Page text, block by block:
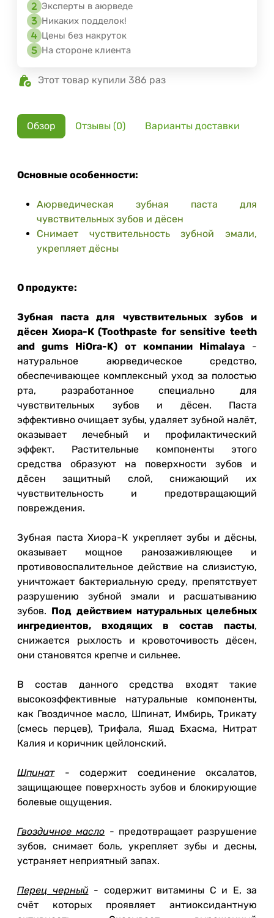
Эксперты в аюрведе
Никаких подделок!
Цены без накруток
На стороне клиента
Этот товар купили 386 раз
Обзор Отзывы (0) Варианты доставки
Основные особенности:
Аюрведическая зубная паста для
чувствительных зубов и дёсен
Снимает чуствительность зубной эмали,
укрепляет дёсны
О продукте:
Зубная паста для чувствительных зубов и
дёсен Хиора-К (Toothpaste for sensitive teeth
and gums HiOra-K) от компании Himalaya-
натуральное аюрведическое средство,
обеспечивающее комплексный уход за полостью
рта, разработанное специально для
чувствительных зубов и дёсен. Паста
эффективно очищает зубы, удаляет зубной налёт,
оказывает лечебный и профилактический
эффект. Растительные компоненты этого
средства образуют на поверхности зубов и
дёсен защитный слой, снижающий их
чувствительность и предотвращающий
повреждения.
Зубная паста Хиора-К укрепляет зубы и дёсны,
оказывает мощное ранозаживляющее и
противовоспалительное действие на слизистую,
уничтожает бактериальную среду, препятствует
разрушению зубной эмали и расшатыванию
зубов. Под действием натуральных целебных
ингредиентов, входящих в состав пасты,
снижается рыхлость и кровоточивость дёсен,
они становятся крепче и сильнее.
В состав данного средства входят такие
высокоэффективные натуральные компоненты,
как Гвоздичное масло, Шпинат, Имбирь, Трикату
(смесь перцев), Трифала, Яшад Бхасма, Нитрат
Калия и коричник цейлонский.
Шпинат- содержит соединение оксалатов,
защищающее поверхность зубов и блокирующие
болевые ощущения.
Гвоздичное масло - предотвращает разрушение
зубов, снимает боль, укрепляет зубы и десны,
устраняет неприятный запах.
Перец черный - содержит витамины C и Е, за
счёт которых проявляет антиоксидантную